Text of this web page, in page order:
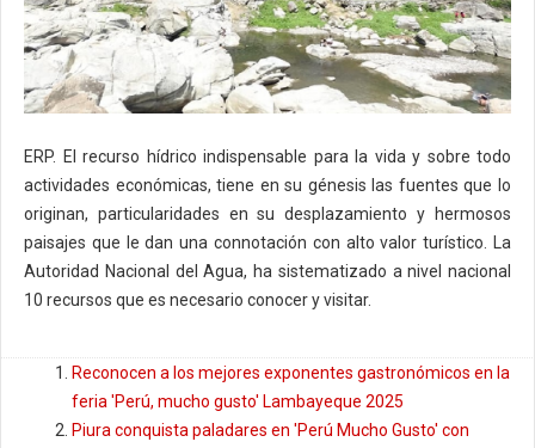
ERP. El recurso hídrico indispensable para la vida y sobre todo
actividades económicas, tiene en su génesis las fuentes que lo
originan, particularidades en su desplazamiento y hermosos
paisajes que le dan una connotación con alto valor turístico. La
Autoridad Nacional del Agua, ha sistematizado a nivel nacional
10 recursos que es necesario conocer y visitar.
Reconocen a los mejores exponentes gastronómicos en la
feria 'Perú, mucho gusto' Lambayeque 2025
Piura conquista paladares en 'Perú Mucho Gusto' con